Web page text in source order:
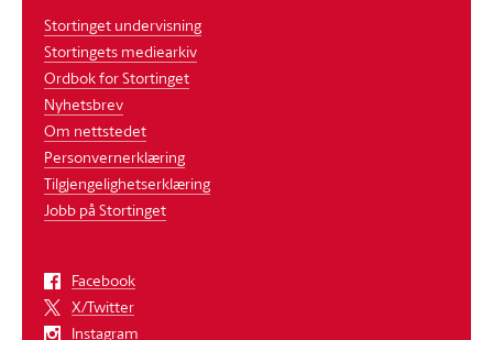
Stortinget undervisning
Stortingets mediearkiv
Ordbok for Stortinget
Nyhetsbrev
Om nettstedet
Personvernerklæring
Tilgjengelighetserklæring
Jobb på Stortinget
Facebook
X/Twitter
Instagram